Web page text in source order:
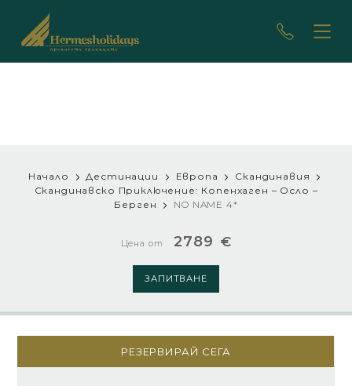
Начало Дестинации Европа
Скандинавия
Скандинавско Приключение: Копенхаген – Осло –
Берген
NO NAME 4*
Цена от 2789 €
ЗАПИТВАНЕ
РЕЗЕРВИРАЙ СЕГА